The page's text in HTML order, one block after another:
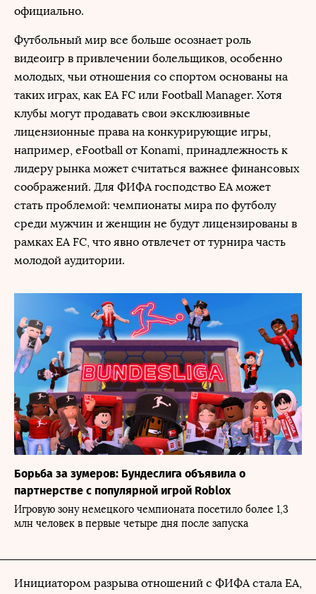
официально.
Футбольный мир все больше осознает роль
видеоигр в привлечении болельщиков, особенно
молодых, чьи отношения со спортом основаны на
таких играх, как EA FC или Football Manager. Хотя
клубы могут продавать свои эксклюзивные
лицензионные права на конкурирующие игры,
например, eFootball от Konami, принадлежность к
лидеру рынка может считаться важнее финансовых
соображений. Для ФИФА господство EA может
стать проблемой: чемпионаты мира по футболу
среди мужчин и женщин не будут лицензированы в
рамках EA FC, что явно отвлечет от турнира часть
молодой аудитории.
Борьба за зумеров: Бундеслига объявила о
партнерстве с популярной игрой Roblox
Игровую зону немецкого чемпионата посетило более 1,3
млн человек в первые четыре дня после запуска
Инициатором разрыва отношений с ФИФА стала EA,